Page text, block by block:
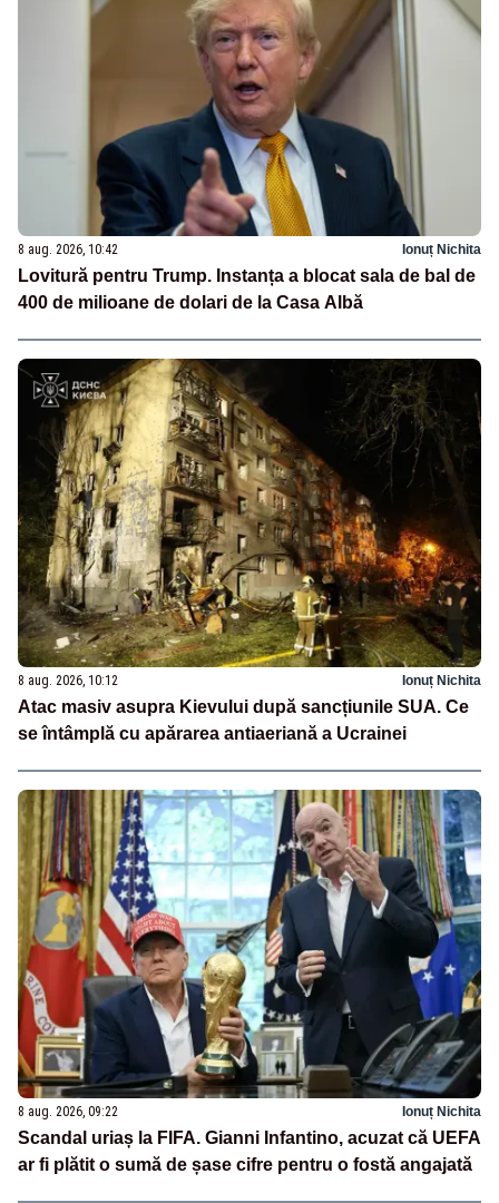
8 aug. 2026, 10:42 Ionuț Nichita
Lovitură pentru Trump. Instanța a blocat sala de bal de
400 de milioane de dolari de la Casa Albă
8 aug. 2026, 10:12 Ionuț Nichita
Atac masiv asupra Kievului după sancțiunile SUA. Ce
se întâmplă cu apărarea antiaeriană a Ucrainei
8 aug. 2026, 09:22 Ionuț Nichita
Scandal uriaș la FIFA. Gianni Infantino, acuzat că UEFA
ar fi plătit o sumă de șase cifre pentru o fostă angajată